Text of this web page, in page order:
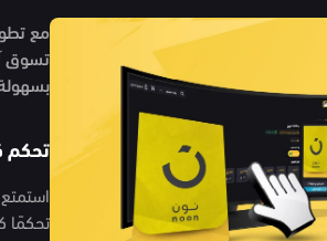
مع
تسوق
تحكم
تحكمًا